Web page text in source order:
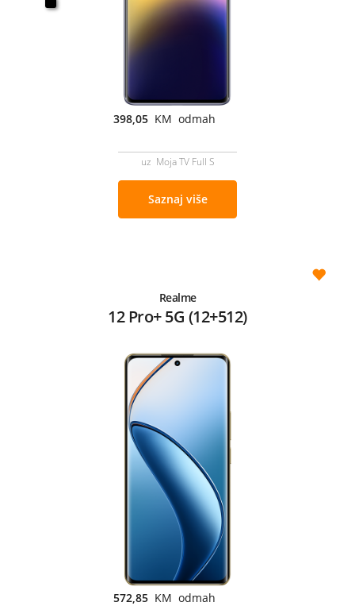
398,05 KM odmah
uz Moja TV Full S
Saznaj više
Realme
12 Pro+ 5G (12+512)
572,85 KM odmah